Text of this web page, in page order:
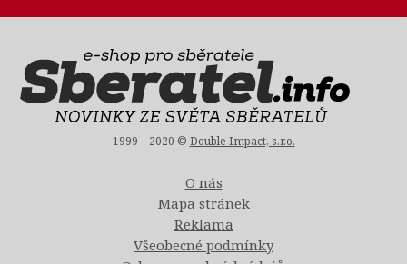
1999 – 2020 © Double Impact, s.r.o.
O nás
Mapa stránek
Reklama
Všeobecné podmínky